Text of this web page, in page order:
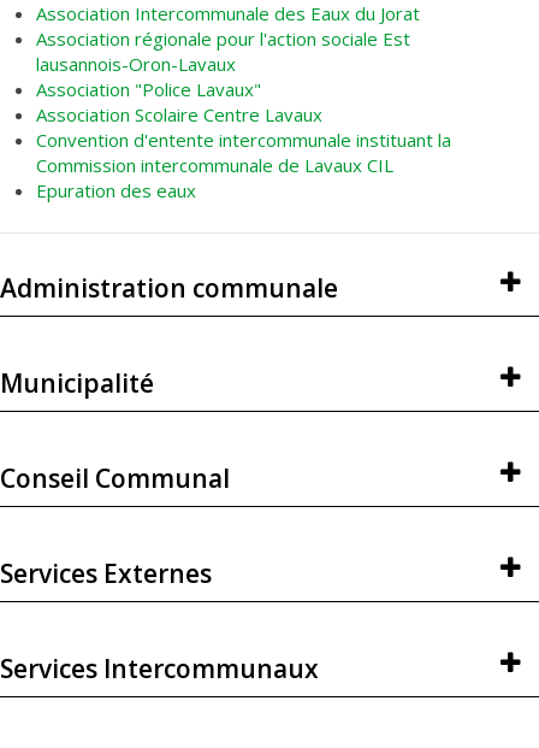
Association Intercommunale des Eaux du Jorat
Association régionale pour l'action sociale Est
lausannois-Oron-Lavaux
Association "Police Lavaux"
Association Scolaire Centre Lavaux
Convention d'entente intercommunale instituant la
Commission intercommunale de Lavaux CIL
Epuration des eaux
Administration communale
Municipalité
Conseil Communal
Services Externes
Services Intercommunaux